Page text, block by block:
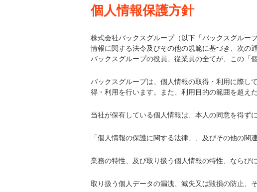
個人情報保護方針
株式会社バックスグループ（以下「バックスグルー
情報に関する法令及びその他の規範に基づき、次の
バックスグループの役員、従業員の全てが、この「
バックスグループは、個人情報の取得・利用に際し
得・利用を行います。また、利用目的の範囲を超え
当社が保有している個人情報は、本人の同意を得ず
「個人情報の保護に関する法律」、及びその他の関
業務の特性、及び取り扱う個人情報の特性、ならび
取り扱う個人データの漏洩、滅失又は毀損の防止、